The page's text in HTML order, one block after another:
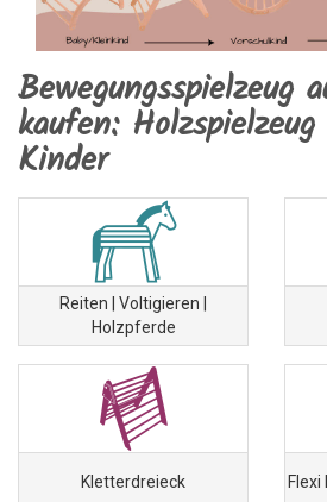
Bewegungsspielzeug
kaufen:
Kinder
Reiten | Voltigieren |
Holzpferde
Kletterdreieck